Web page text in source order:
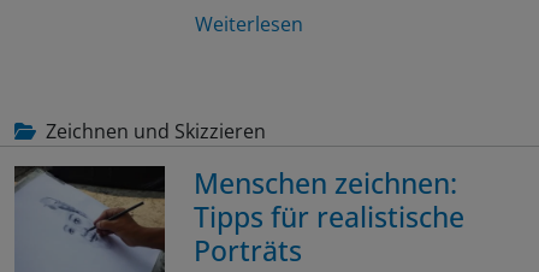
Weiterlesen
Zeichnen und Skizzieren
Menschen zeichnen:
Tipps für realistische
Porträts